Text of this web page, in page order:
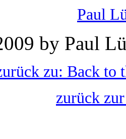
Paul
by Paul
zu: Back to
zurück